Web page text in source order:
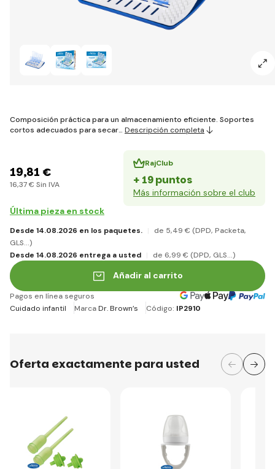
Composición práctica para un almacenamiento eficiente. Soportes
cortos adecuados para secar… Descripción completa
19,81 €
16,37 € Sin IVA
RajClub
+ 19 puntos
Más información sobre el club
Última pieza en stock
Desde 14.08.2026 en los paquetes. de 5,49 € (DPD, Packeta,
GLS...)
Desde 14.08.2026 entrega a usted
de 6,99 € (DPD, GLS...)
Añadir al carrito
Pagos en línea seguros
Cuidado infantil
MarcaDr. Brown’s Código: IP2910
Oferta exactamente para usted